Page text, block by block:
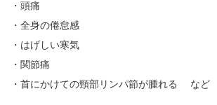
・頭痛
・全身の倦怠感
・はげしい寒気
・関節痛
・首にかけての頸部リンパ節が腫れる など